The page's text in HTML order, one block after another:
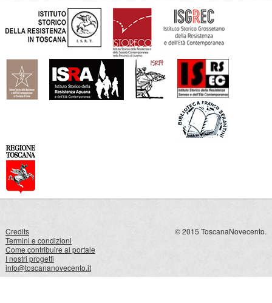
Credits
Termini e condizioni
Come contribuire al portale
I nostri progetti
info@toscananovecento.it
© 2015 ToscanaNovecento.